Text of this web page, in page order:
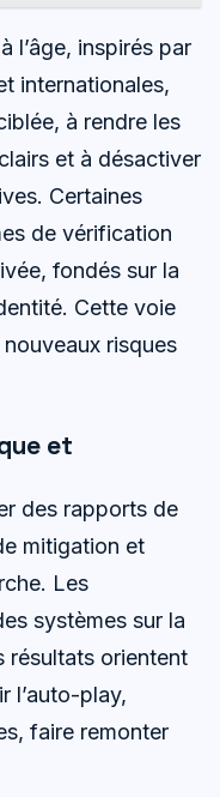
l’âge, inspirés par
internationales,
à rendre les
et à désactiver
Certaines
de vérification
fondés sur la
Cette voie
risques
et
des rapports de
mitigation et
Les
systèmes sur la
résultats orientent
l’auto-play,
faire remonter